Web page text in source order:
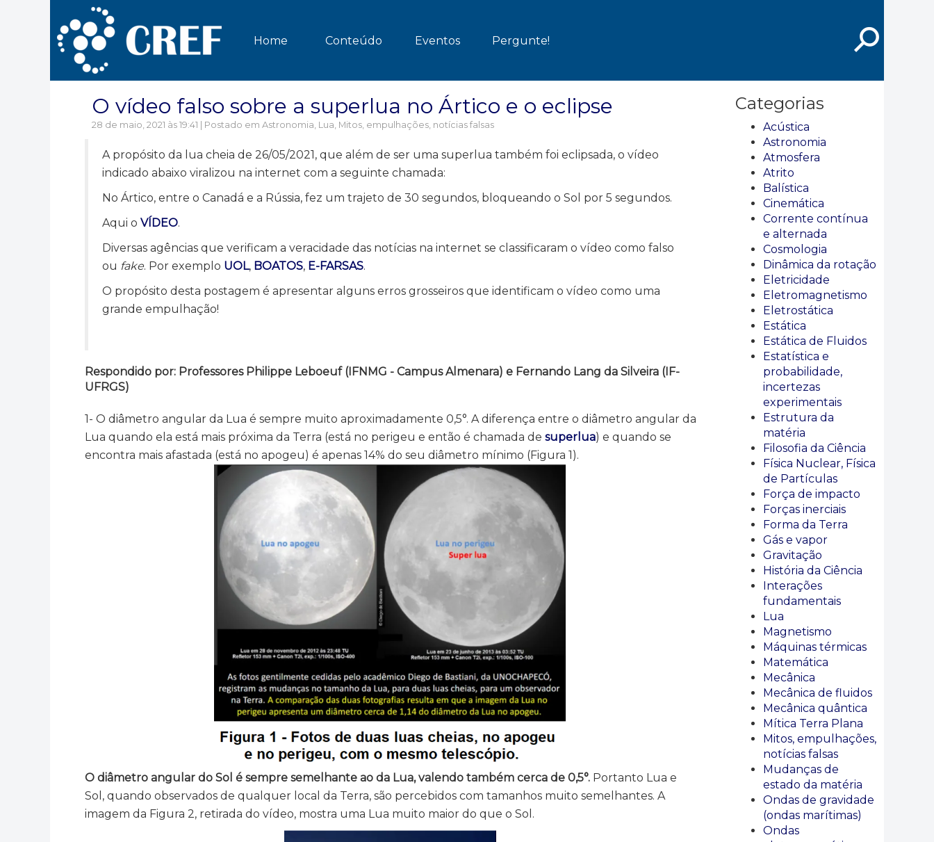
⚲
Home Conteúdo Eventos Pergunte!
O vídeo falso sobre a superlua no Ártico e o eclipse
28 de maio, 2021 às 19:41 | Postado em Astronomia, Lua, Mitos, empulhações, notícias falsas
A propósito da lua cheia de 26/05/2021, que além de ser uma superlua também foi eclipsada, o vídeo
indicado abaixo viralizou na internet com a seguinte chamada:
No Ártico, entre o Canadá e a Rússia, fez um trajeto de 30 segundos, bloqueando o Sol por 5 segundos.
Aqui o VÍDEO.
Diversas agências que verificam a veracidade das notícias na internet se classificaram o vídeo como falso
ou fake. Por exemplo UOL, BOATOS, E-FARSAS.
O propósito desta postagem é apresentar alguns erros grosseiros que identificam o vídeo como uma
grande empulhação!
Respondido por: Professores Philippe Leboeuf (IFNMG - Campus Almenara) e Fernando Lang da Silveira (IF-
UFRGS)
1- O diâmetro angular da Lua é sempre muito aproximadamente 0,5°. A diferença entre o diâmetro angular da
Lua quando ela está mais próxima da Terra (está no perigeu e então é chamada de superlua) e quando se
encontra mais afastada (está no apogeu) é apenas 14% do seu diâmetro mínimo (Figura 1).
O diâmetro angular do Sol é sempre semelhante ao da Lua, valendo também cerca de 0,5°. Portanto Lua e
Sol, quando observados de qualquer local da Terra, são percebidos com tamanhos muito semelhantes. A
imagem da Figura 2, retirada do vídeo, mostra uma Lua muito maior do que o Sol.
Categorias
Acústica
Astronomia
Atmosfera
Atrito
Balística
Cinemática
Corrente contínua
e alternada
Cosmologia
Dinâmica da rotação
Eletricidade
Eletromagnetismo
Eletrostática
Estática
Estática de Fluidos
Estatística e
probabilidade,
incertezas
experimentais
Estrutura da
matéria
Filosofia da Ciência
Física Nuclear, Física
de Partículas
Força de impacto
Forças inerciais
Forma da Terra
Gás e vapor
Gravitação
História da Ciência
Interações
fundamentais
Lua
Magnetismo
Máquinas térmicas
Matemática
Mecânica
Mecânica de fluidos
Mecânica quântica
Mítica Terra Plana
Mitos, empulhações,
notícias falsas
Mudanças de
estado da matéria
Ondas de gravidade
(ondas marítimas)
Ondas